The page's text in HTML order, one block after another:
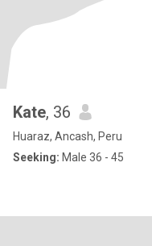
Kate, 36
Huaraz, Ancash, Peru
Seeking: Male 36 - 45